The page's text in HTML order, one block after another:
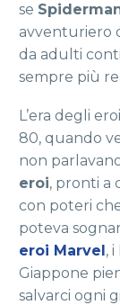
se
avventuriero
da adulti
sempre più
L’era degli
80, quando
non
eroi, pronti a
con poteri
poteva
eroi Marvel,
Giappone
salvarci ogni